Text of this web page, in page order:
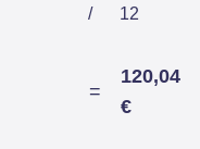
/ 12
=
120,04
€